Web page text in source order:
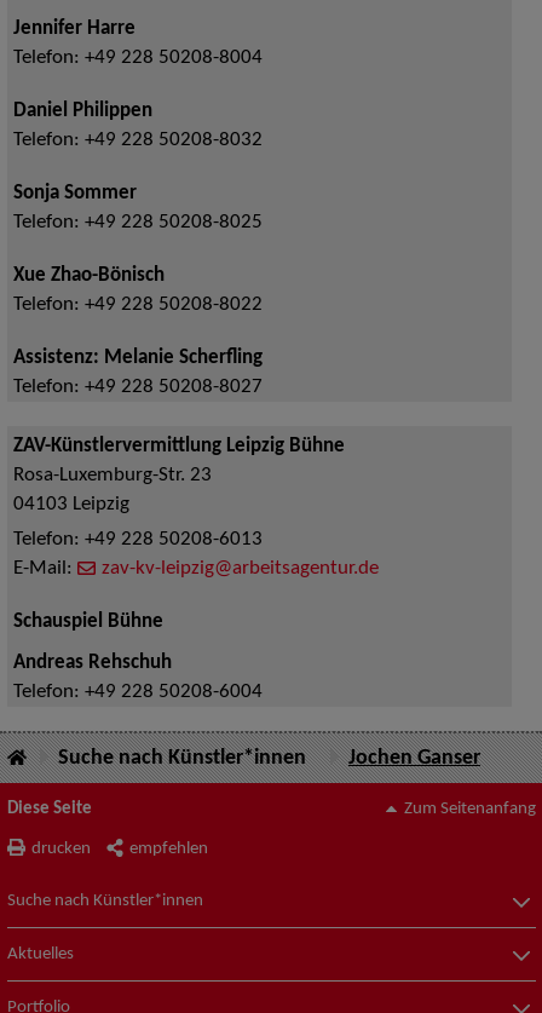
Jennifer Harre
Telefon: +49 228 50208-8004
Daniel Philippen
Telefon: +49 228 50208-8032
Sonja Sommer
Telefon: +49 228 50208-8025
Xue Zhao-Bönisch
Telefon: +49 228 50208-8022
Assistenz: Melanie Scherfling
Telefon: +49 228 50208-8027
ZAV-Künstlervermittlung Leipzig Bühne
Rosa-Luxemburg-Str. 23
04103 Leipzig
Telefon: +49 228 50208-6013
E-Mail:
zav-kv-leipzig@arbeitsagentur.de
Schauspiel Bühne
Andreas Rehschuh
Telefon: +49 228 50208-6004
Suche nach Künstler*innen Jochen Ganser
Diese Seite
drucken empfehlen
Zum Seitenanfang
Suche nach Künstler*innen
Aktuelles
Portfolio